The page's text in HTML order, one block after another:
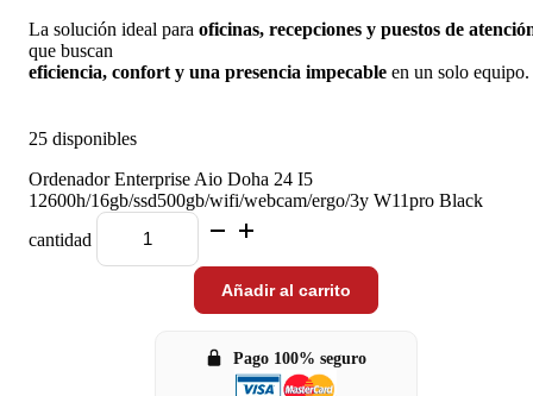
La solución ideal para oficinas, recepciones y puestos de
que buscan
eficiencia, confort y una presencia impecable en un solo equipo.
25 disponibles
Ordenador Enterprise Aio Doha 24 I5
12600h/16gb/ssd500gb/wifi/webcam/ergo/3y W11pro Black
cantidad
Añadir al carrito
Pago 100% seguro